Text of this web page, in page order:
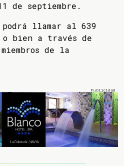
de septiembre.
podrá llamar al 639
bien a través de
de la